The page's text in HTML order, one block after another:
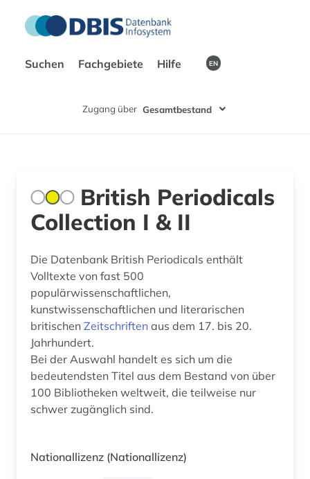
Suchen Fachgebiete Hilfe EN
Zugang über Gesamtbestand
British Periodicals
Collection I & II
Die Datenbank British Periodicals enthält
Volltexte von fast 500
populärwissenschaftlichen,
kunstwissenschaftlichen und literarischen
britischen Zeitschriften aus dem 17. bis 20.
Jahrhundert.
Bei der Auswahl handelt es sich um die
bedeutendsten Titel aus dem Bestand von über
100 Bibliotheken weltweit, die teilweise nur
schwer zugänglich sind.
Nationallizenz (Nationallizenz)